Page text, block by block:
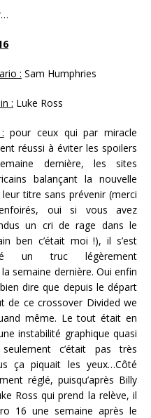
: Sam Humphries
: Luke Ross
pour ceux qui par miracle
réussi à éviter les spoilers
dernière, les sites
balançant la nouvelle
leur titre sans prévenir (merci
oui si vous avez
un cri de rage dans le
ben c’était moi !), il s’est
un truc légèrement
semaine dernière. Oui enfin
dire que depuis le départ
de ce crossover Divided we
même. Le tout était en
instabilité graphique quasi
c’était pas très
ça piquait les yeux…Côté
réglé, puisqu’après Billy
Ross qui prend la relève, il
16 une semaine après le